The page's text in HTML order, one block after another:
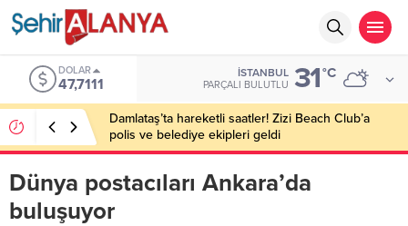
DOLAR
47,7111
İSTANBUL
PARÇALI BULUTLU 31°C
Damlataş’ta hareketli saatler! Zizi Beach Club’a
polis ve belediye ekipleri geldi
Dünya postacıları Ankara’da
buluşuyor